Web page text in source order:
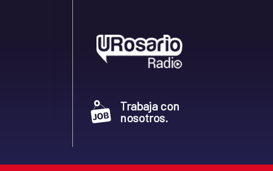
Trabaja con
nosotros.